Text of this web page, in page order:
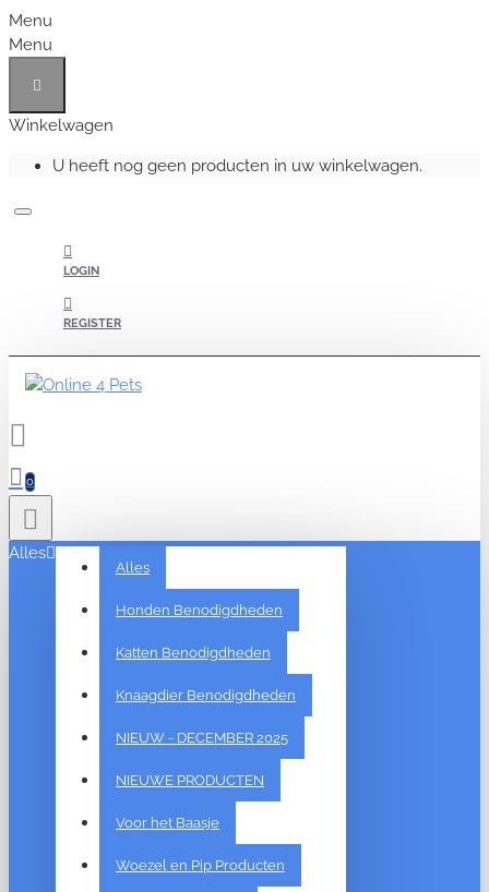
Menu
Menu
Winkelwagen
U heeft nog geen producten in uw winkelwagen.
LOGIN
REGISTER
0
Alles
Alles
Honden Benodigdheden
Katten Benodigdheden
Knaagdier Benodigdheden
NIEUW - DECEMBER 2025
NIEUWE PRODUCTEN
Voor het Baasje
Woezel en Pip Producten